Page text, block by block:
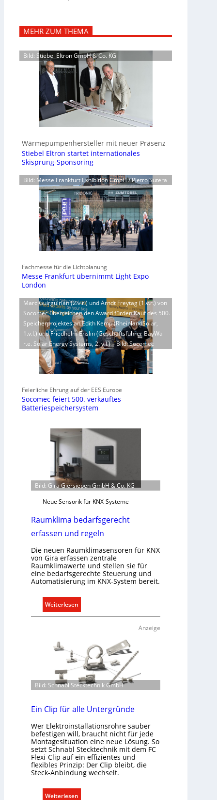
MEHR ZUM THEMA
Bild: Stiebel Eltron GmbH & Co. KG
Wärmepumpenhersteller mit neuer Präsenz
Stiebel Eltron startet internationales
Skisprung-Sponsoring
Bild: Messe Frankfurt Exhibition GmbH / Pietro Sutera
Fachmesse für die Lichtplanung
Messe Frankfurt übernimmt Light Expo
London
Marc Guirguirian (2.v.r.) und Arndt Freytag (1.v.r.) von
Socomec überreichen den Award fürden Kauf des 500.
Speicherprojektes an Edith Kemp (RheinlandSolar,
1.v.l.) und Friedhelm Enslin (Geschäftsführer BayWa
r.e. Solar Energy Systems, 2. v.l.) – Bild: Socomec
Feierliche Ehrung auf der EES Europe
Socomec feiert 500. verkauftes
Batteriespeichersystem
Bild: Gira Giersiepen GmbH & Co. KG
Neue Sensorik für KNX-Systeme
Raumklima bedarfsgerecht
erfassen und regeln
Die neuen Raumklimasensoren für KNX
von Gira erfassen zentrale
Raumklimawerte und stellen sie für
eine bedarfsgerechte Steuerung und
Automatisierung im KNX-System bereit.
Weiterlesen
R
k
m
b
d
a
r
f
s
g
e
Anzeige
Bild: Schnabl Stecktechnik GmbH
Ein Clip für alle Untergründe
Wer Elektroinstallationsrohre sauber
befestigen will, braucht nicht für jede
Montagesituation eine neue Lösung. So
setzt Schnabl Stecktechnik mit dem FC
Flexi-Clip auf ein effizientes und
flexibles Prinzip: Der Clip bleibt, die
Steck-Anbindung wechselt.
Weiterlesen